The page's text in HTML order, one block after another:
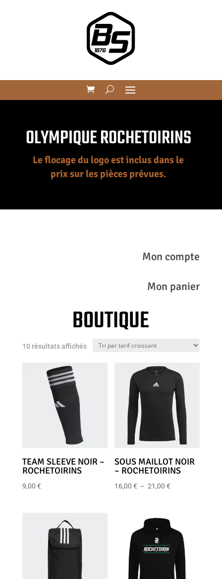
OLYMPIQUE ROCHETOIRINS
Le flocage du logo est inclus dans le
prix sur les pièces prévues.
Mon compte
Mon panier
BOUTIQUE
10 résultats affichésTrié
TEAM SLEEVE NOIR –
ROCHETOIRINS
9,00 €
SOUS MAILLOT NOIR
– ROCHETOIRINS
16,00€ – 21,00€
16,00 €
21,00 €